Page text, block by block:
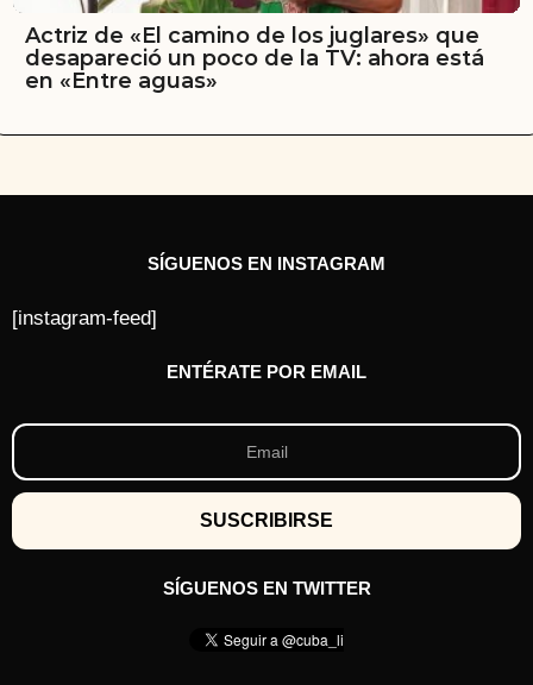
Actriz de «El camino de los juglares» que
desapareció un poco de la TV: ahora está
en «Entre aguas»
SÍGUENOS EN INSTAGRAM
[instagram-feed]
ENTÉRATE POR EMAIL
SÍGUENOS EN TWITTER